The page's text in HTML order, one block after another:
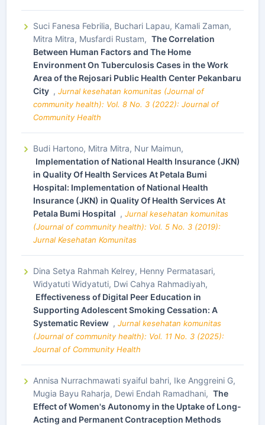
Suci Fanesa Febrilia, Buchari Lapau, Kamali Zaman,
Mitra Mitra, Musfardi Rustam, The Correlation
Between Human Factors and The Home
Environment On Tuberculosis Cases in the Work
Area of the Rejosari Public Health Center Pekanbaru
City , Jurnal kesehatan komunitas (Journal of
community health): Vol. 8 No. 3 (2022): Journal of
Community Health
Budi Hartono, Mitra Mitra, Nur Maimun,
Implementation of National Health Insurance (JKN)
in Quality Of Health Services At Petala Bumi
Hospital: Implementation of National Health
Insurance (JKN) in Quality Of Health Services At
Petala Bumi Hospital , Jurnal kesehatan komunitas
(Journal of community health): Vol. 5 No. 3 (2019):
Jurnal Kesehatan Komunitas
Dina Setya Rahmah Kelrey, Henny Permatasari,
Widyatuti Widyatuti, Dwi Cahya Rahmadiyah,
Effectiveness of Digital Peer Education in
Supporting Adolescent Smoking Cessation: A
Systematic Review , Jurnal kesehatan komunitas
(Journal of community health): Vol. 11 No. 3 (2025):
Journal of Community Health
Annisa Nurrachmawati syaiful bahri, Ike Anggreini G,
Mugia Bayu Raharja, Dewi Endah Ramadhani, The
Effect of Women's Autonomy in the Uptake of Long-
Acting and Permanent Contraception Methods